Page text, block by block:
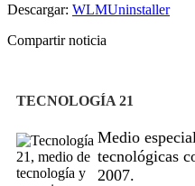
Descargar: WLMUninstaller
Compartir noticia
TECNOLOGÍA 21
Medio
tecnológicas
2007.